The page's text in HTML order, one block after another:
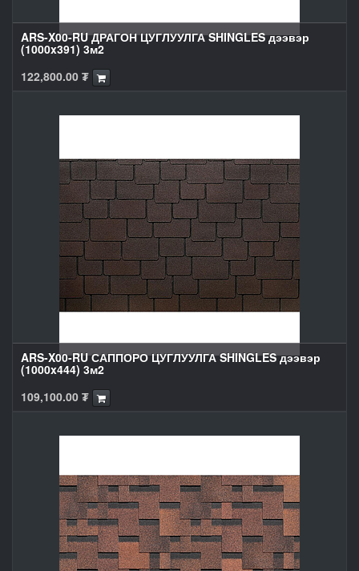
ARS-X00-RU ДРАГОН ЦУГЛУУЛГА SHINGLES дээвэр
(1000x391) 3м2
122,800.00 ₮
ARS-X00-RU САППОРО ЦУГЛУУЛГА SHINGLES дээвэр
(1000x444) 3м2
109,100.00 ₮